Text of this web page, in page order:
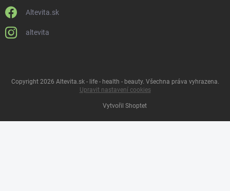
Altevita.sk
altevita
Vytvořil Shoptet
Copyright 2026 Altevita.sk - life - health - beauty. Všechna práva vyhrazena.
Upravit nastavení cookies